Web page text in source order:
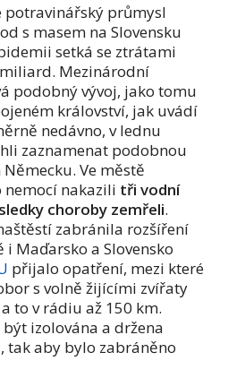
potravinářský průmysl
s masem na Slovensku
setká se ztrátami
Mezinárodní
podobný vývoj, jako tomu
království, jak uvádí
nedávno, v lednu
zaznamenat podobnou
Ve městě
nakazili tři vodní
choroby zemřeli.
zabránila rozšíření
Maďarsko a Slovensko
přijalo opatření, mezi které
s volně žijícími zvířaty
to v rádiu až 150 km.
izolována a držena
tak aby bylo zabráněno